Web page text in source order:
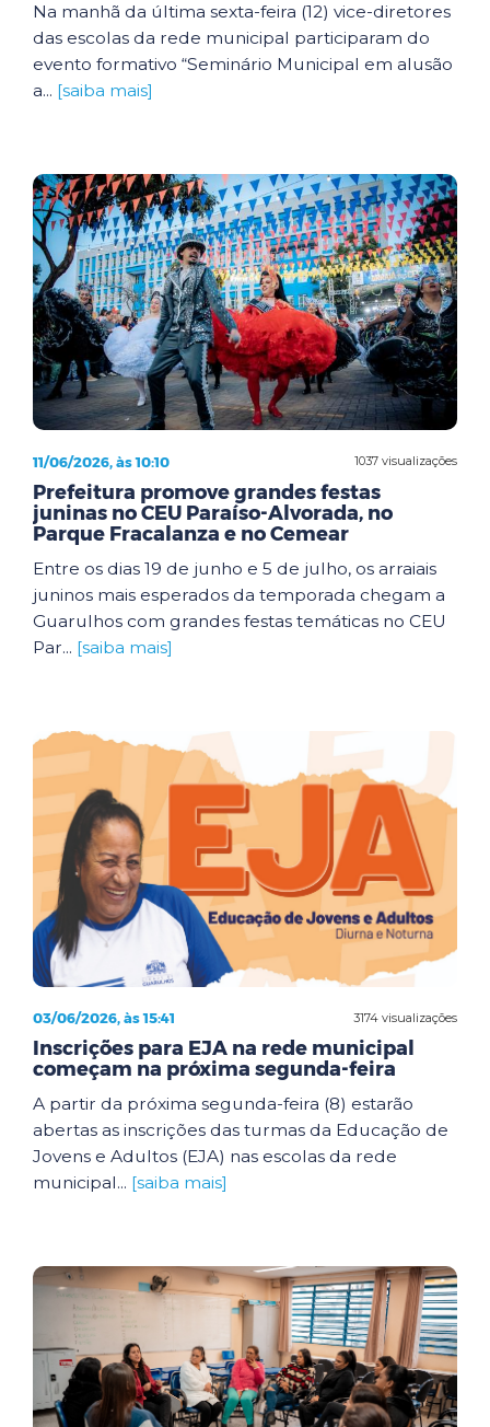
Na manhã da última sexta-feira (12) vice-diretores
das escolas da rede municipal participaram do
evento formativo “Seminário Municipal em alusão
a... [saiba mais]
1037 visualizações
11/06/2026, às 10:10
Prefeitura promove grandes festas
juninas no CEU Paraíso-Alvorada, no
Parque Fracalanza e no Cemear
Entre os dias 19 de junho e 5 de julho, os arraiais
juninos mais esperados da temporada chegam a
Guarulhos com grandes festas temáticas no CEU
Par... [saiba mais]
3174 visualizações
03/06/2026, às 15:41
Inscrições para EJA na rede municipal
começam na próxima segunda-feira
A partir da próxima segunda-feira (8) estarão
abertas as inscrições das turmas da Educação de
Jovens e Adultos (EJA) nas escolas da rede
municipal... [saiba mais]